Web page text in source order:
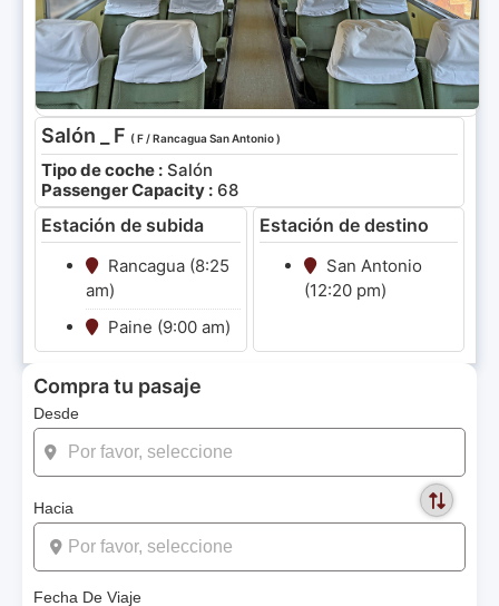
Salón _ F ( F / Rancagua San Antonio )
Tipo de coche : Salón
Passenger Capacity : 68
Estación de subida
Rancagua (8:25
am)
Paine (9:00 am)
Estación de destino
San Antonio
(12:20 pm)
Compra tu pasaje
Desde
Hacia
Fecha De Viaje